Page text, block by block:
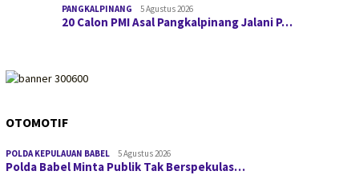
PANGKALPINANG 5 Agustus 2026
20 Calon PMI Asal Pangkalpinang Jalani P…
OTOMOTIF
POLDA KEPULAUAN BABEL 5 Agustus 2026
Polda Babel Minta Publik Tak Berspekulas…